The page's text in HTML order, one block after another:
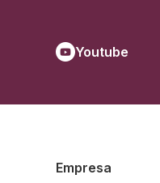
Youtube
Empresa